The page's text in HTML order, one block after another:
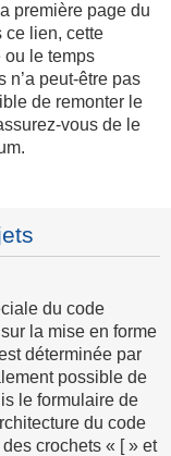
première page du
ce lien, cette
ou le temps
n’a peut-être pas
de remonter le
vous de le
du code
la mise en forme
déterminée par
possible de
le formulaire de
du code
crochets « [ » et